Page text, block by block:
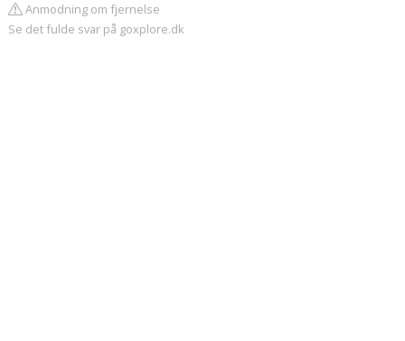
Anmodning om fjernelse
Se det fulde svar på goxplore.dk